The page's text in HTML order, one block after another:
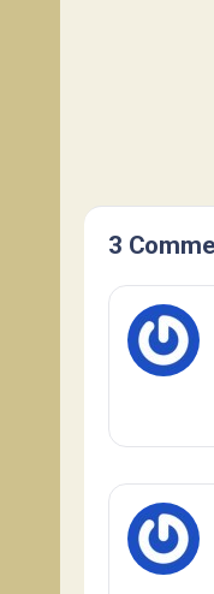
3